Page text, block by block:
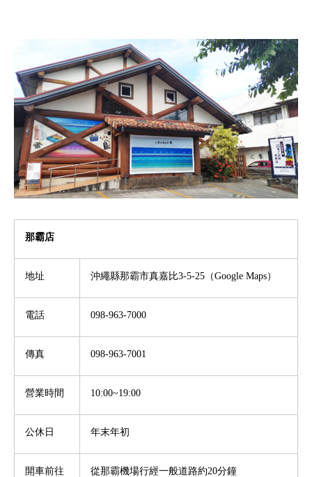
那霸店
地址 沖繩縣那霸市真嘉比3-5-25（Google Maps）
電話 098-963-7000
傳真 098-963-7001
營業時間 10:00~19:00
公休日 年末年初
開車前往 從那霸機場行經一般道路約20分鐘